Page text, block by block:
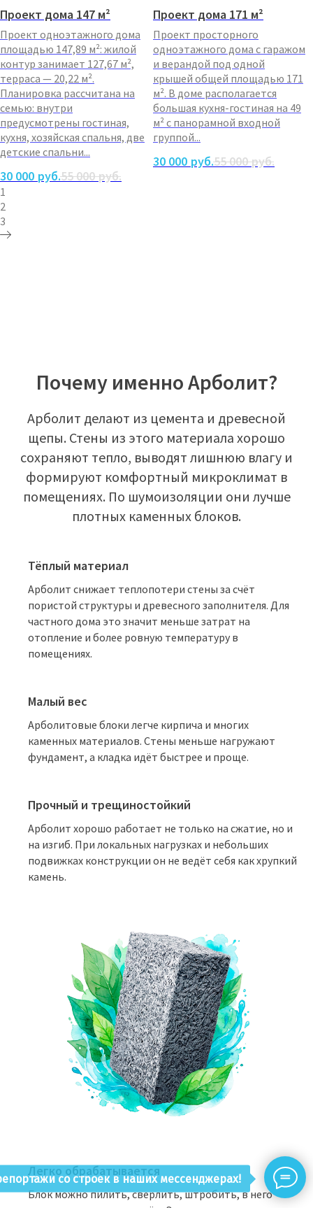
Проект дома 147 м²
Проект одноэтажного дома
площадью 147,89 м²: жилой
контур занимает 127,67 м²,
терраса — 20,22 м².
Планировка рассчитана на
семью: внутри
предусмотрены гостиная,
кухня, хозяйская спальня, две
детские спальни...
30 000 руб.55 000 руб.
Проект дома 171 м²
Проект просторного
одноэтажного дома с гаражом
и верандой под одной
крышей общей площадью 171
м². В доме располагается
большая кухня-гостиная на 49
м² с панорамной входной
группой...
30 000 руб.55 000 руб.
1
2
3
Почему именно Арболит?
Арболит делают из цемента и древесной
щепы. Стены из этого материала хорошо
сохраняют тепло, выводят лишнюю влагу и
формируют комфортный микроклимат в
помещениях. По шумоизоляции они лучше
плотных каменных блоков.
Тёплый материал
Арболит снижает теплопотери стены за счёт
пористой структуры и древесного заполнителя. Для
частного дома это значит меньше затрат на
отопление и более ровную температуру в
помещениях.
Малый вес
Арболитовые блоки легче кирпича и многих
каменных материалов. Стены меньше нагружают
фундамент, а кладка идёт быстрее и проще.
Прочный и трещиностойкий
Арболит хорошо работает не только на сжатие, но и
на изгиб. При локальных нагрузках и небольших
подвижках конструкции он не ведёт себя как хрупкий
камень.
Легко обрабатывается
Блок можно пилить, сверлить, штробить, в него
со строек в наших мессенджерах!